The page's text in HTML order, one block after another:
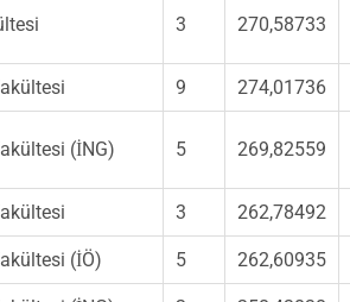
3 270,58733
9 274,01736
(İNG) 5 269,82559
3 262,78492
(İÖ) 5 262,60935